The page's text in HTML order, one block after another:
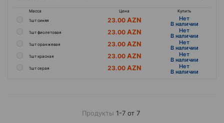
Масса Цена
Купить
1шт синяя
23.00 Hет
B наличии
1шт фиолетовая 23.00 Hет
B наличии
1шт оранжевая 23.00 Hет
B наличии
1шт красная 23.00 Hет
B наличии
1шт серая 23.00 Hет
B наличии
Продукты 1-7 от 7